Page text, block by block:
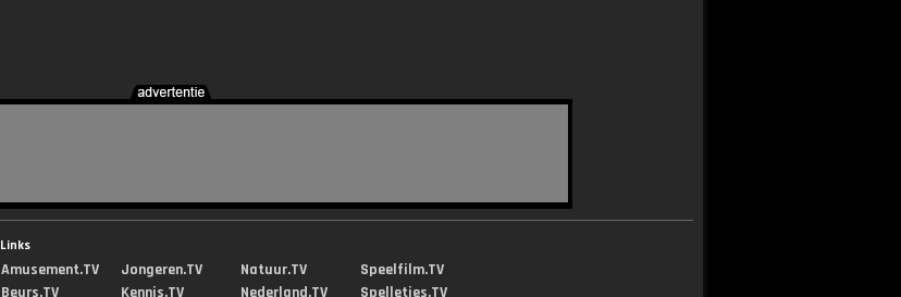
Links
Amusement.TV
Beurs.TV
Jongeren.TV
Kennis.TV
Natuur.TV
Nederland.TV
Speelfilm.TV
Spelletjes.TV